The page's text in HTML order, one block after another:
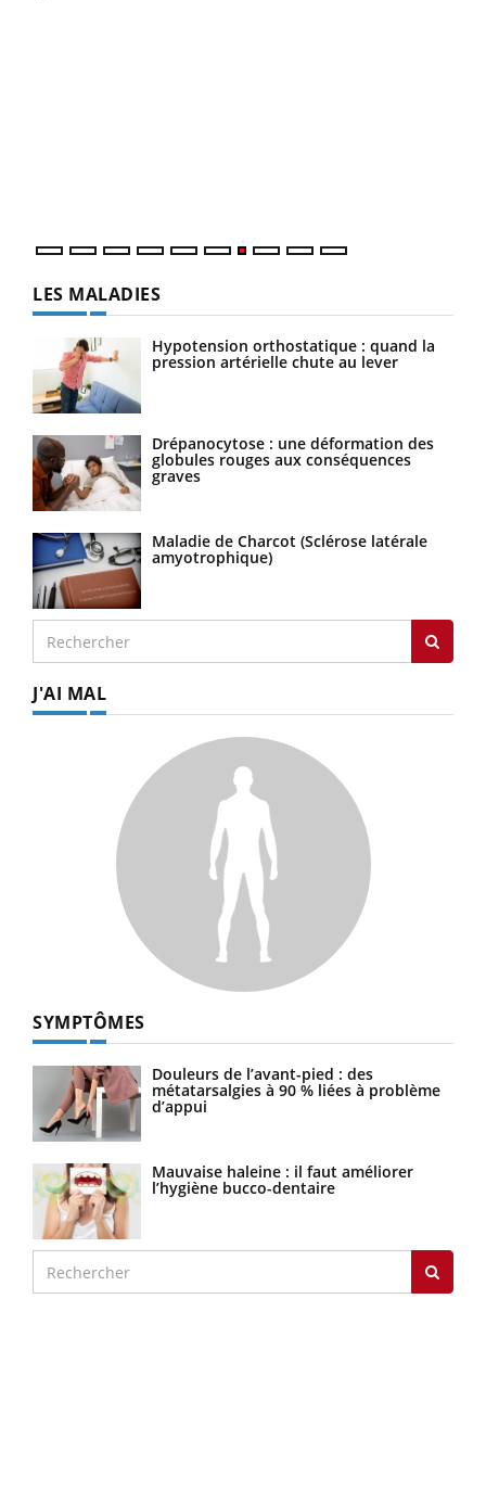
LES MALADIES
Hypotension orthostatique : quand la
pression artérielle chute au lever
Drépanocytose : une déformation des
globules rouges aux conséquences
graves
Maladie de Charcot (Sclérose latérale
amyotrophique)
J'AI MAL
SYMPTÔMES
Douleurs de l’avant-pied : des
métatarsalgies à 90 % liées à problème
d’appui
Mauvaise haleine : il faut améliorer
l’hygiène bucco-dentaire